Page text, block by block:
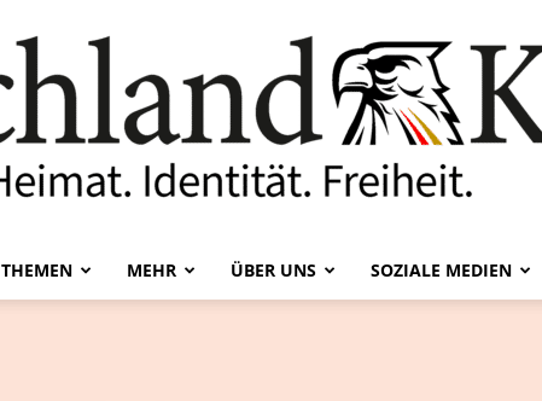
THEMEN MEHR ÜBER UNS SOZIALE MEDIEN